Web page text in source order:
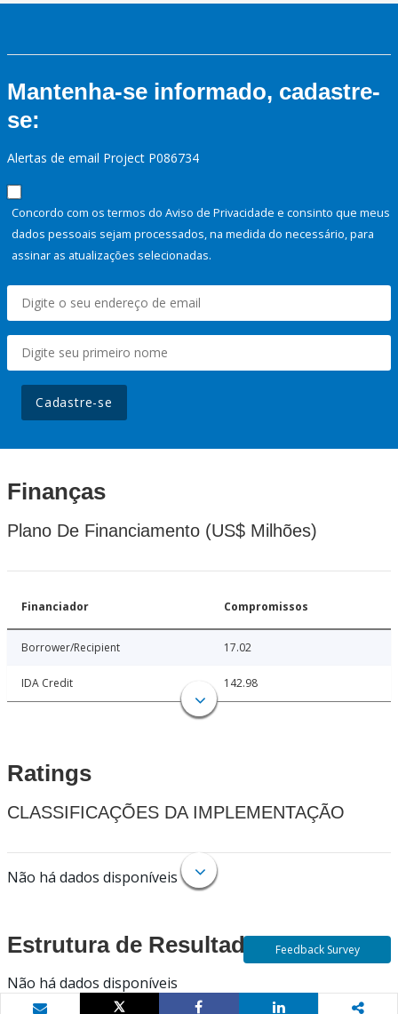
Mantenha-se informado, cadastre-
se:
Alertas de email Project P086734
Concordo com os termos do Aviso de Privacidade e consinto que meus
dados pessoais sejam processados, na medida do necessário, para
assinar as atualizações selecionadas.
Cadastre-se
Finanças
Plano De Financiamento (US$ Milhões)
Financiador Compromissos
Borrower/Recipient 17.02
IDA Credit 142.98
Ratings
CLASSIFICAÇÕES DA IMPLEMENTAÇÃO
Não há dados disponíveis
Estrutura de Resultados
Não há dados disponíveis
Feedback Survey